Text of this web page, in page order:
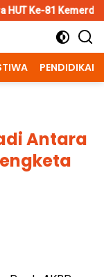
RI
PENDIDIKAN
Antara